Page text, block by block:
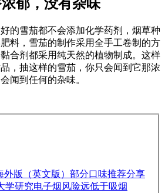
郁，没有杂味
的雪茄都不会添加化学药剂，烟草种
料，雪茄的制作采用全手工卷制的方
合剂都采用纯天然的植物制成。这样
，抽这样的雪茄，你只会闻到它那浓
闻到任何的杂味。
外版（英文版）部分口味推荐分享
学研究电子烟风险远低于吸烟